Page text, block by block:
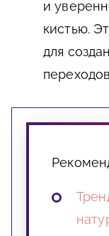
и
кистью.
для